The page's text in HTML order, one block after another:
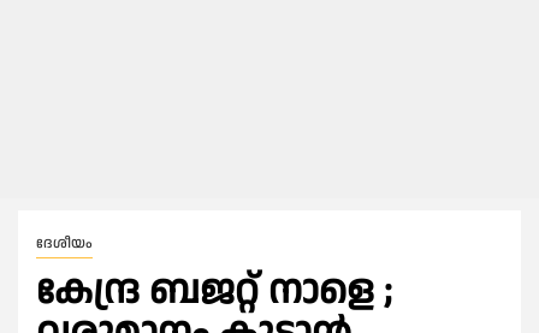
ദേശീയം
കേന്ദ്ര ബജറ്റ് നാളെ ;